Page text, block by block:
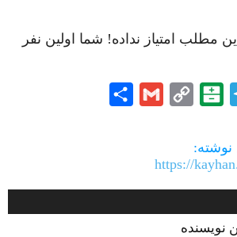
مطلب امتیاز نداده! شما اولین نفر
Telegram
Balatarin
Copy
Gmail
نوشته:
https://
نویسنده